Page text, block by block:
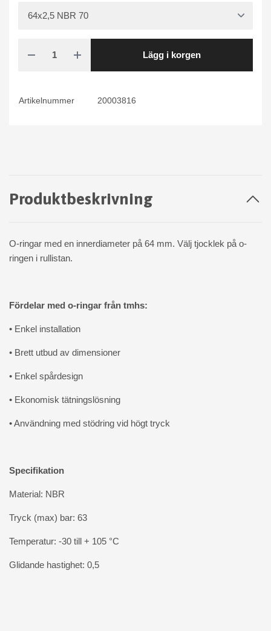
Lägg i korgen
Artikelnummer 20003816
Produktbeskrivning
O-ringar med en innerdiameter på 64 mm. Välj tjocklek på o-
ringen i rullistan.
Fördelar med o-ringar från tmhs:
• Enkel installation
• Brett utbud av dimensioner
• Enkel spårdesign
• Ekonomisk tätningslösning
• Användning med stödring vid högt tryck
Specifikation
Material: NBR
Tryck (max) bar: 63
Temperatur: -30 till + 105 °C
Glidande hastighet: 0,5